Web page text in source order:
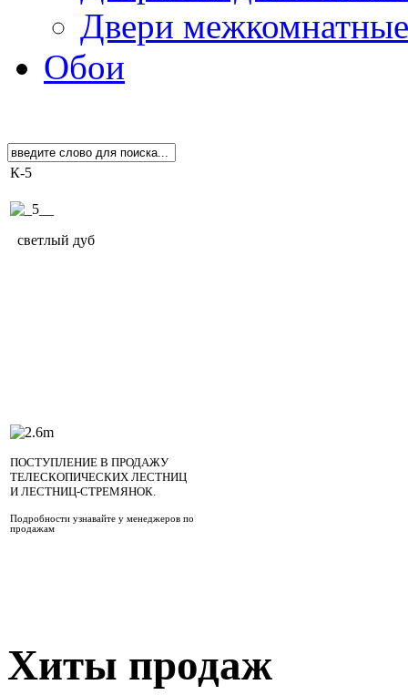
Двери межкомнатные
Обои
К-5
светлый дуб
ПОСТУПЛЕНИЕ В ПРОДАЖУ
ТЕЛЕСКОПИЧЕСКИХ ЛЕСТНИЦ
И ЛЕСТНИЦ-СТРЕМЯНОК.
Подробности узнавайте у менеджеров по
продажам
Хиты продаж